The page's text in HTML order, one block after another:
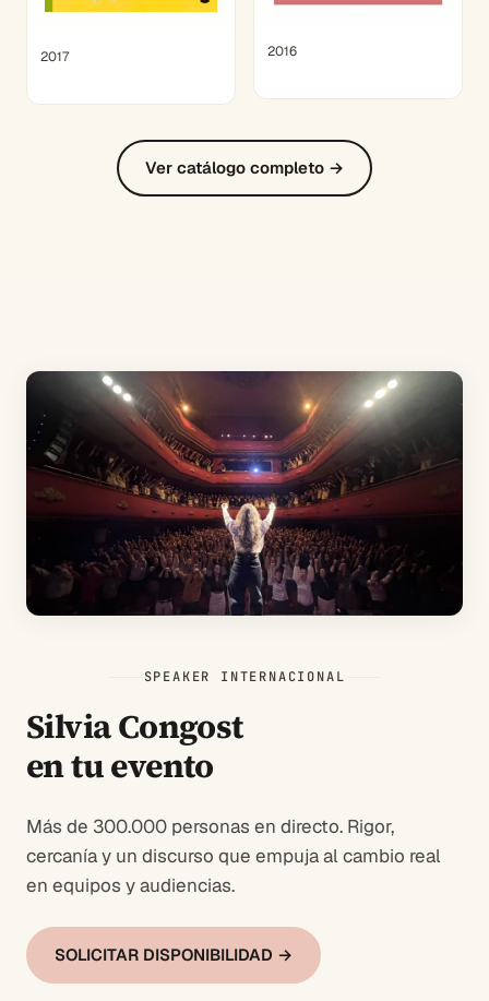
2017 2016
Ver catálogo completo →
SPEAKER INTERNACIONAL
Silvia Congost
en tu evento
Más de 300.000 personas en directo. Rigor,
cercanía y un discurso que empuja al cambio real
en equipos y audiencias.
SOLICITAR DISPONIBILIDAD →